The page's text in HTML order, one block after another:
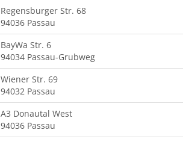
Regensburger Str. 68
94036 Passau
BayWa Str. 6
94034 Passau-Grubweg
Wiener Str. 69
94032 Passau
A3 Donautal West
94036 Passau